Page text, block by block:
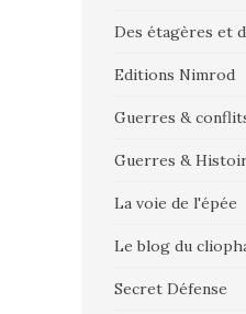
Des étagères et
Editions Nimrod
Guerres &
Guerres &
La voie de l'épée
Le blog du
Secret Défense